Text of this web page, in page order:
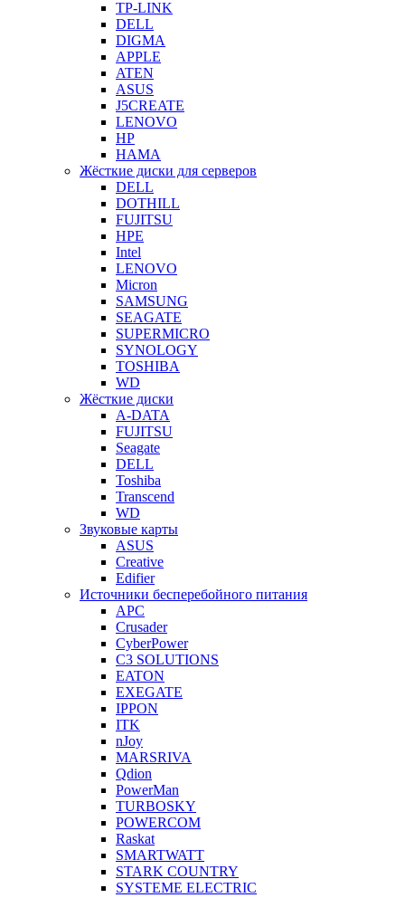
TP-LINK
DELL
DIGMA
APPLE
ATEN
ASUS
J5CREATE
LENOVO
HP
HAMA
Жёсткие диски для серверов
DELL
DOTHILL
FUJITSU
HPE
Intel
LENOVO
Micron
SAMSUNG
SEAGATE
SUPERMICRO
SYNOLOGY
TOSHIBA
WD
Жёсткие диски
A-DATA
FUJITSU
Seagate
DELL
Toshiba
Transcend
WD
Звуковые карты
ASUS
Creative
Edifier
Источники бесперебойного питания
APC
Crusader
CyberPower
C3 SOLUTIONS
EATON
EXEGATE
IPPON
ITK
nJoy
MARSRIVA
Qdion
PowerMan
TURBOSKY
POWERCOM
Raskat
SMARTWATT
STARK COUNTRY
SYSTEME ELECTRIC